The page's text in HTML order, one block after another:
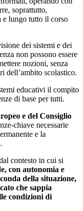
soprattutto,
e lungo tutto il corso
dei sistemi e dei
non possono essere
nozioni, senza
dell’ambito scolastico.
educativi il compito
di base per tutti.
e del Consiglio
chiave necessarie
e la
contesto in cui si
con autonomia e
della situazione,
che sappia
condizioni di